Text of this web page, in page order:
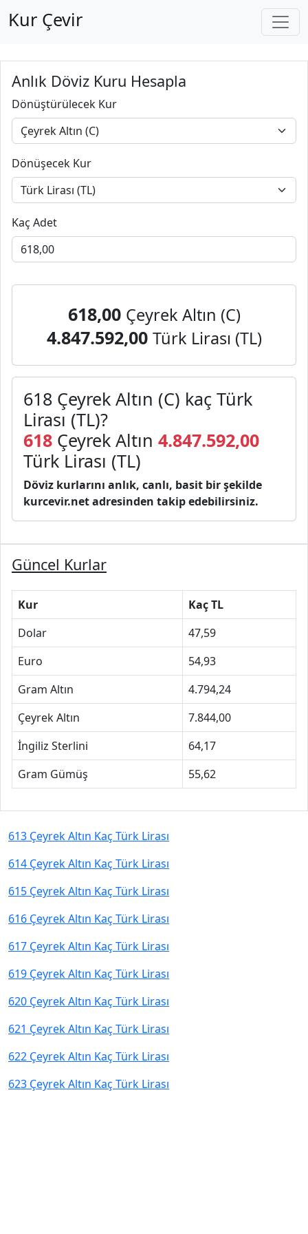
Kur Çevir
Anlık Döviz Kuru Hesapla
Dönüştürülecek Kur
Dönüşecek Kur
Kaç Adet
618,00 Çeyrek Altın (C)
4.847.592,00 Türk Lirası (TL)
618 Çeyrek Altın (C) kaç Türk
Lirası (TL)?
618 Çeyrek Altın 4.847.592,00
Türk Lirası (TL)
Döviz kurlarını anlık, canlı, basit bir şekilde
kurcevir.net adresinden takip edebilirsiniz.
Güncel Kurlar
Kur
Kaç TL
Dolar
47,59
Euro
54,93
Gram Altın
4.794,24
Çeyrek Altın
7.844,00
İngiliz Sterlini
64,17
Gram Gümüş
55,62
613 Çeyrek Altın Kaç Türk Lirası
614 Çeyrek Altın Kaç Türk Lirası
615 Çeyrek Altın Kaç Türk Lirası
616 Çeyrek Altın Kaç Türk Lirası
617 Çeyrek Altın Kaç Türk Lirası
619 Çeyrek Altın Kaç Türk Lirası
620 Çeyrek Altın Kaç Türk Lirası
621 Çeyrek Altın Kaç Türk Lirası
622 Çeyrek Altın Kaç Türk Lirası
623 Çeyrek Altın Kaç Türk Lirası